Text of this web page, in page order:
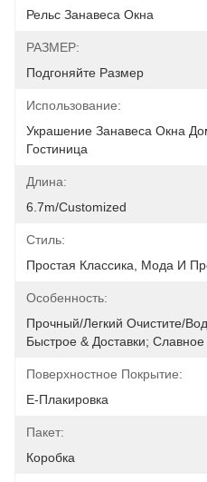
Рельс Занавеса Окна
РАЗМЕР:
Подгоняйте Размер
Использование:
Украшение Занавеса Окна
Гостиница
Длина:
6.7m/customized
Стиль:
Простая Классика, Мода И
Особенность:
Прочный/легкий Очистите/
Быстрое & Доставки;
Поверхностное Покрытие:
E-Плакировка
Пакет:
Коробка